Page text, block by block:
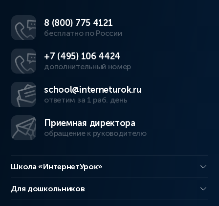
8 (800) 775 4121
бесплатно по России
+7 (495) 106 4424
дополнительный номер
school@interneturok.ru
ответим за 1 раб. день
Приемная директора
обращение к руководителю
Школа «ИнтернетУрок»
Для дошкольников